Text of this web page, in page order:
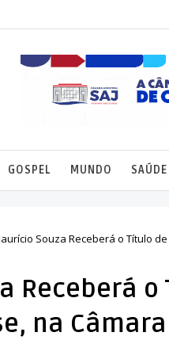
GOSPEL MUNDO SAÚDE
Souza Receberá o Título
Receberá o
na